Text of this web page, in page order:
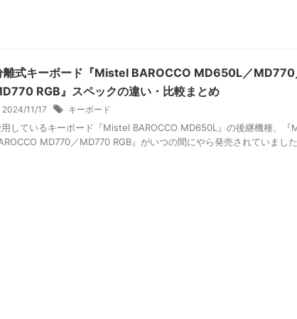
離式キーボード『Mistel BAROCCO MD650L／MD770
RGB』スペックの違い・比較まとめ
2024/11/17 キーボード
しているキーボード『Mistel BAROCCO MD650L』の後継機種、『
MD770／MD770 RGB』がいつの間にやら発売されていました